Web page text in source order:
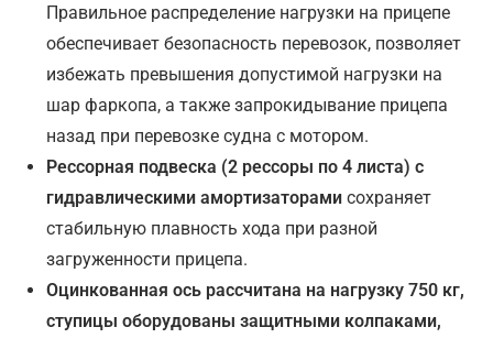
Правильное распределение нагрузки на прицепе
обеспечивает безопасность перевозок, позволяет
избежать превышения допустимой нагрузки на
шар фаркопа, а также запрокидывание прицепа
назад при перевозке судна с мотором.
Рессорная подвеска (2 рессоры по 4 листа) с
гидравлическими амортизаторамисохраняет
стабильную плавность хода при разной
загруженности прицепа.
Оцинкованная ось рассчитана на нагрузку 750 кг,
ступицы оборудованы защитными колпаками,